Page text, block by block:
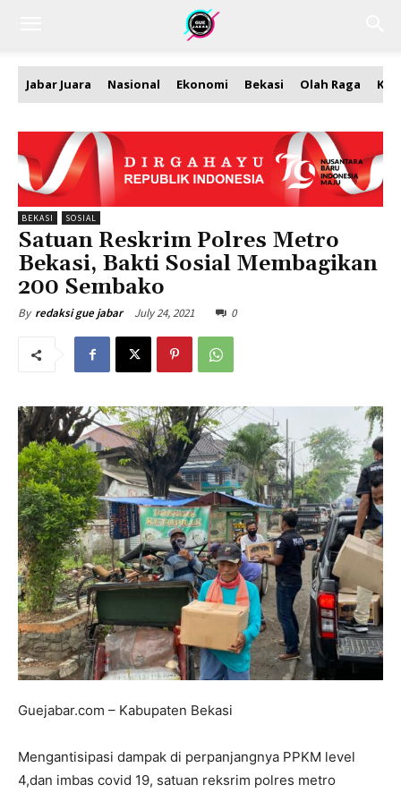
Jabar Juara Nasional Ekonomi Bekasi Olah Raga
BEKASI SOSIAL
Satuan Reskrim Polres Metro
Bekasi, Bakti Sosial Membagikan
200 Sembako
By redaksi gue jabar July 24, 2021 0
Guejabar.com – Kabupaten Bekasi
Mengantisipasi dampak di perpanjangnya PPKM level
4,dan imbas covid 19, satuan reksrim polres metro